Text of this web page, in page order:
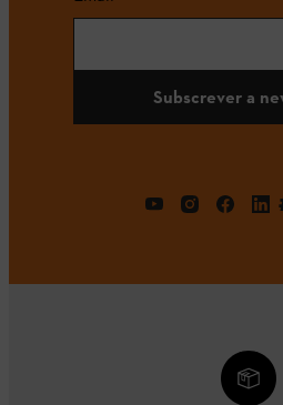
Subscrever a